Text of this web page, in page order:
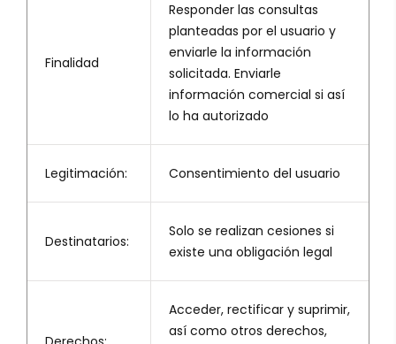
Finalidad
Responder las consultas
planteadas por el usuario y
enviarle la información
solicitada. Enviarle
información comercial si así
lo ha autorizado
Legitimación: Consentimiento del usuario
Destinatarios:
Solo se realizan cesiones si
existe una obligación legal
Acceder, rectificar y suprimir,
así como otros derechos,